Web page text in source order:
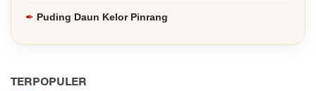
Puding Daun Kelor Pinrang
TERPOPULER